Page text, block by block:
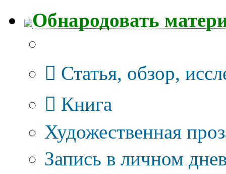
Обнародовать
Статья, обзор,
Книга
Художественная
Запись в личном